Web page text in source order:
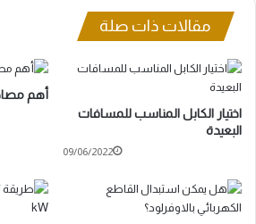
مقالات ذات صلة
أهم
اختيار الكابل المناسب للمسافات
البعيدة
09/06/2022